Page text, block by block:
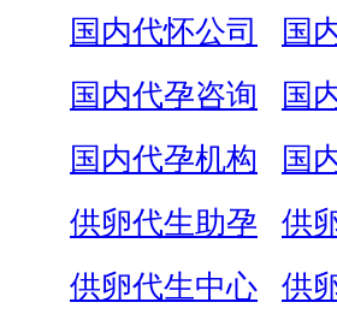
国内代怀公司
国
国内代孕咨询
国
国内代孕机构
国
供卵代生助孕
供
供卵代生中心
供